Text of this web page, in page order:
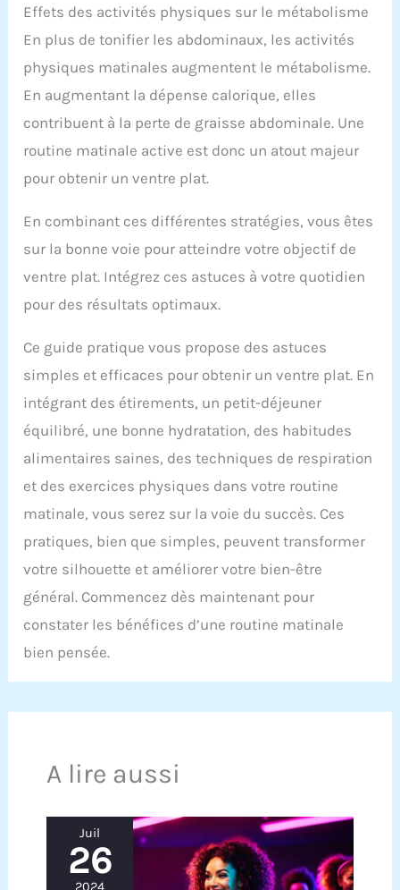
Effets des activités physiques sur le métabolisme
En plus de tonifier les abdominaux, les activités
physiques matinales augmentent le métabolisme.
En augmentant la dépense calorique, elles
contribuent à la perte de graisse abdominale. Une
routine matinale active est donc un atout majeur
pour obtenir un ventre plat.
En combinant ces différentes stratégies, vous êtes
sur la bonne voie pour atteindre votre objectif de
ventre plat. Intégrez ces astuces à votre quotidien
pour des résultats optimaux.
Ce guide pratique vous propose des astuces
simples et efficaces pour obtenir un ventre plat. En
intégrant des étirements, un petit-déjeuner
équilibré, une bonne hydratation, des habitudes
alimentaires saines, des techniques de respiration
et des exercices physiques dans votre routine
matinale, vous serez sur la voie du succès. Ces
pratiques, bien que simples, peuvent transformer
votre silhouette et améliorer votre bien-être
général. Commencez dès maintenant pour
constater les bénéfices d’une routine matinale
bien pensée.
A lire aussi
Juil
26